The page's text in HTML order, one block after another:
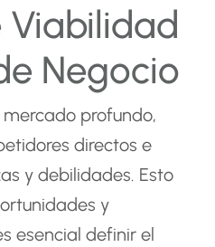
Viabilidad
Negocio
profundo,
directos e
y debilidades. Esto
y
esencial definir el